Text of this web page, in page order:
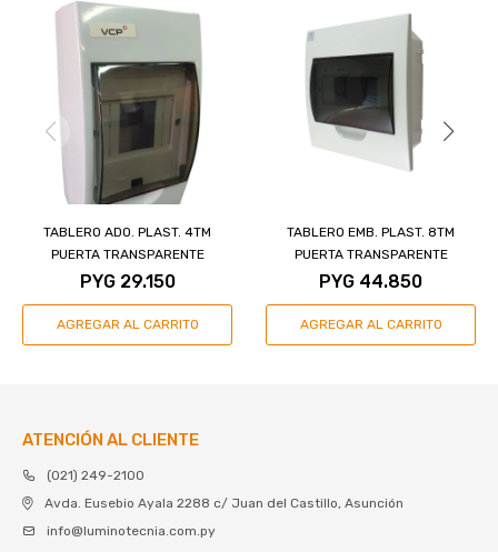
TABLERO ADO. PLAST. 4TM
PUERTA TRANSPARENTE
PYG 29.150
TABLERO EMB. PLAST. 8TM
PUERTA TRANSPARENTE
PYG 44.850
ATENCIÓN AL CLIENTE
(021) 249-2100
Avda. Eusebio Ayala 2288 c/ Juan del Castillo, Asunción
info@luminotecnia.com.py